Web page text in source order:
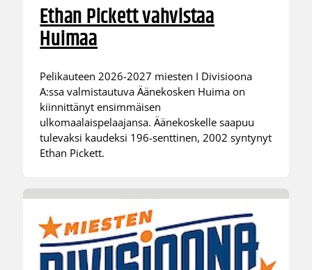
Ethan Pickett vahvistaa
Huimaa
Pelikauteen 2026-2027 miesten I Divisioona
A:ssa valmistautuva Äänekosken Huima on
kiinnittänyt ensimmäisen
ulkomaalaispelaajansa. Äänekoskelle saapuu
tulevaksi kaudeksi 196-senttinen, 2002 syntynyt
Ethan Pickett.